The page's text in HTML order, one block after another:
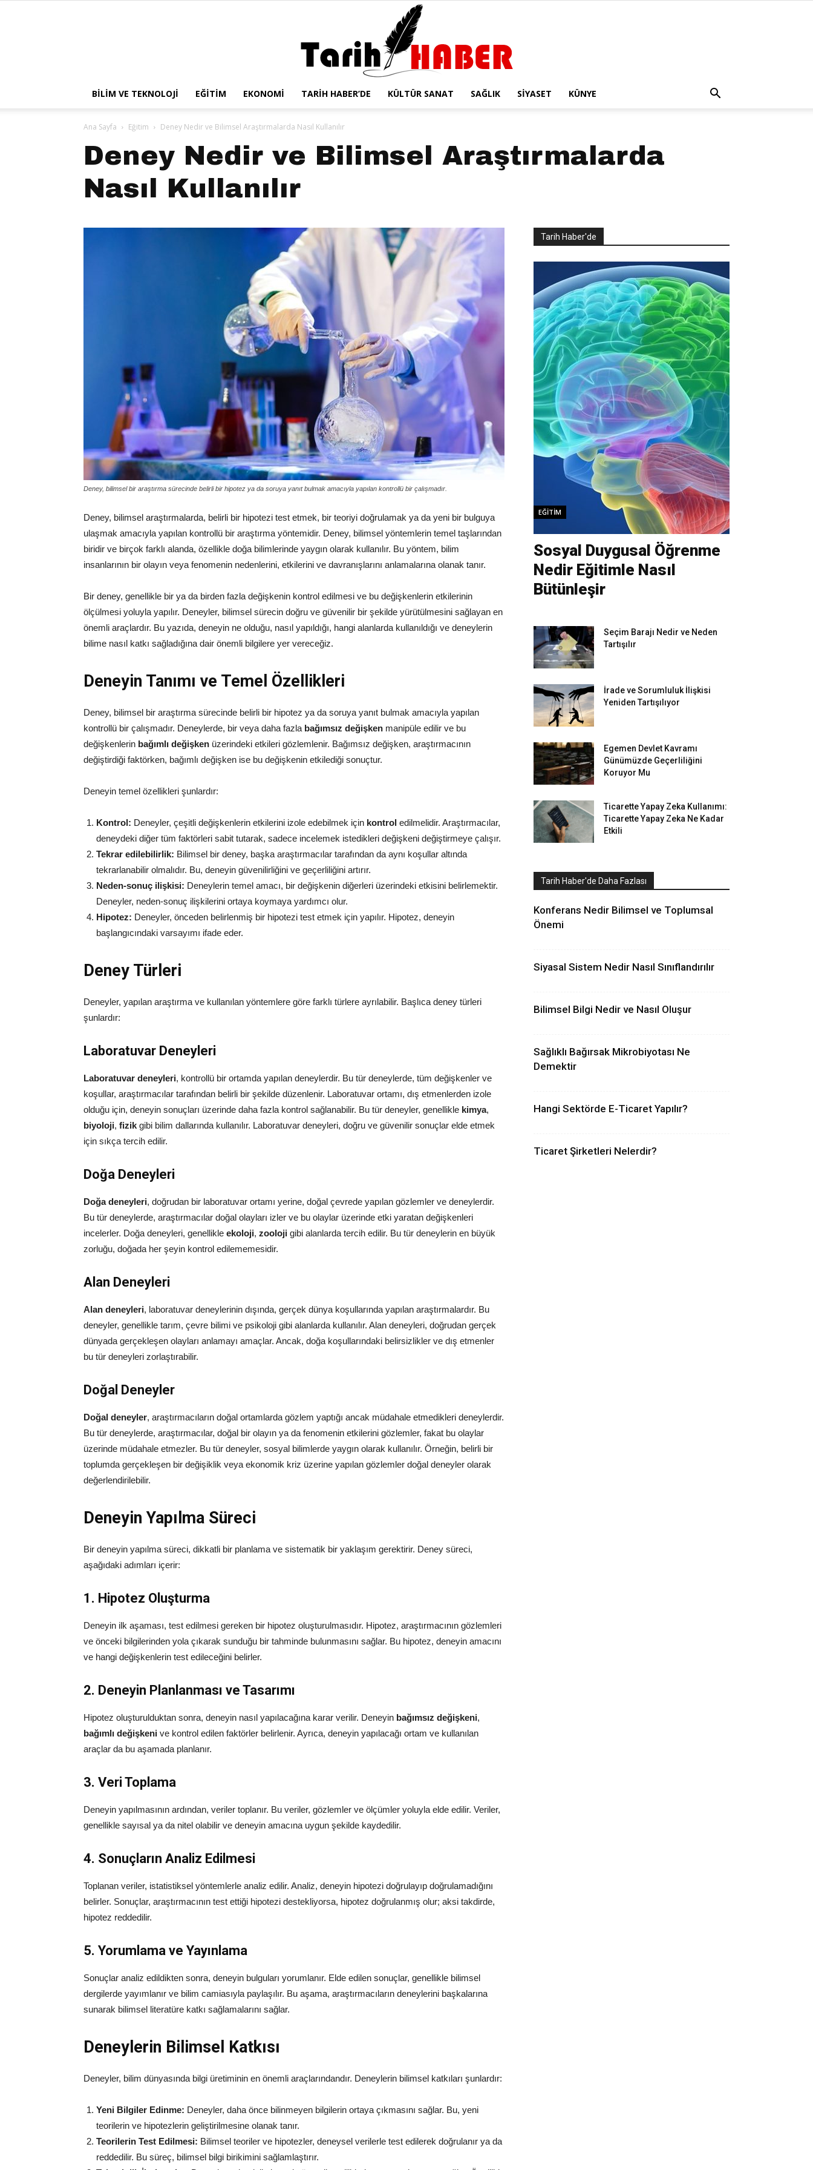
BILIM VE TEKNOLOJI EĞITIM EKONOMI TARIH HABER’DE KÜLTÜR SANAT SAĞLIK SIYASET KÜNYE
Ana Sayfa Eğitim Deney Nedir ve Bilimsel Araştırmalarda Nasıl Kullanılır
Deney Nedir ve Bilimsel Araştırmalarda
Nasıl Kullanılır
Deney, bilimsel bir araştırma sürecinde belirli bir hipotez ya da soruya yanıt bulmak amacıyla yapılan kontrollü bir çalışmadır.
Deney, bilimsel araştırmalarda, belirli bir hipotezi test etmek, bir teoriyi doğrulamak ya da yeni bir bulguya
ulaşmak amacıyla yapılan kontrollü bir araştırma yöntemidir. Deney, bilimsel yöntemlerin temel taşlarından
biridir ve birçok farklı alanda, özellikle doğa bilimlerinde yaygın olarak kullanılır. Bu yöntem, bilim
insanlarının bir olayın veya fenomenin nedenlerini, etkilerini ve davranışlarını anlamalarına olanak tanır.
Bir deney, genellikle bir ya da birden fazla değişkenin kontrol edilmesi ve bu değişkenlerin etkilerinin
ölçülmesi yoluyla yapılır. Deneyler, bilimsel sürecin doğru ve güvenilir bir şekilde yürütülmesini sağlayan en
önemli araçlardır. Bu yazıda, deneyin ne olduğu, nasıl yapıldığı, hangi alanlarda kullanıldığı ve deneylerin
bilime nasıl katkı sağladığına dair önemli bilgilere yer vereceğiz.
Deneyin Tanımı ve Temel Özellikleri
Deney, bilimsel bir araştırma sürecinde belirli bir hipotez ya da soruya yanıt bulmak amacıyla yapılan
kontrollü bir çalışmadır. Deneylerde, bir veya daha fazla bağımsız değişken manipüle edilir ve bu
değişkenlerin bağımlı değişken üzerindeki etkileri gözlemlenir. Bağımsız değişken, araştırmacının
değiştirdiği faktörken, bağımlı değişken ise bu değişkenin etkilediği sonuçtur.
Deneyin temel özellikleri şunlardır:
Kontrol: Deneyler, çeşitli değişkenlerin etkilerini izole edebilmek için kontrol edilmelidir. Araştırmacılar,
deneydeki diğer tüm faktörleri sabit tutarak, sadece incelemek istedikleri değişkeni değiştirmeye çalışır.
Tekrar edilebilirlik: Bilimsel bir deney, başka araştırmacılar tarafından da aynı koşullar altında
tekrarlanabilir olmalıdır. Bu, deneyin güvenilirliğini ve geçerliliğini artırır.
Neden-sonuç ilişkisi: Deneylerin temel amacı, bir değişkenin diğerleri üzerindeki etkisini belirlemektir.
Deneyler, neden-sonuç ilişkilerini ortaya koymaya yardımcı olur.
Hipotez: Deneyler, önceden belirlenmiş bir hipotezi test etmek için yapılır. Hipotez, deneyin
başlangıcındaki varsayımı ifade eder.
Deney Türleri
Deneyler, yapılan araştırma ve kullanılan yöntemlere göre farklı türlere ayrılabilir. Başlıca deney türleri
şunlardır:
Laboratuvar Deneyleri
Laboratuvar deneyleri, kontrollü bir ortamda yapılan deneylerdir. Bu tür deneylerde, tüm değişkenler ve
koşullar, araştırmacılar tarafından belirli bir şekilde düzenlenir. Laboratuvar ortamı, dış etmenlerden izole
olduğu için, deneyin sonuçları üzerinde daha fazla kontrol sağlanabilir. Bu tür deneyler, genellikle kimya,
biyoloji, fizik gibi bilim dallarında kullanılır. Laboratuvar deneyleri, doğru ve güvenilir sonuçlar elde etmek
için sıkça tercih edilir.
Doğa Deneyleri
Doğa deneyleri, doğrudan bir laboratuvar ortamı yerine, doğal çevrede yapılan gözlemler ve deneylerdir.
Bu tür deneylerde, araştırmacılar doğal olayları izler ve bu olaylar üzerinde etki yaratan değişkenleri
incelerler. Doğa deneyleri, genellikle ekoloji, zooloji gibi alanlarda tercih edilir. Bu tür deneylerin en büyük
zorluğu, doğada her şeyin kontrol edilememesidir.
Alan Deneyleri
Alan deneyleri, laboratuvar deneylerinin dışında, gerçek dünya koşullarında yapılan araştırmalardır. Bu
deneyler, genellikle tarım, çevre bilimi ve psikoloji gibi alanlarda kullanılır. Alan deneyleri, doğrudan gerçek
dünyada gerçekleşen olayları anlamayı amaçlar. Ancak, doğa koşullarındaki belirsizlikler ve dış etmenler
bu tür deneyleri zorlaştırabilir.
Doğal Deneyler
Doğal deneyler, araştırmacıların doğal ortamlarda gözlem yaptığı ancak müdahale etmedikleri deneylerdir.
Bu tür deneylerde, araştırmacılar, doğal bir olayın ya da fenomenin etkilerini gözlemler, fakat bu olaylar
üzerinde müdahale etmezler. Bu tür deneyler, sosyal bilimlerde yaygın olarak kullanılır. Örneğin, belirli bir
toplumda gerçekleşen bir değişiklik veya ekonomik kriz üzerine yapılan gözlemler doğal deneyler olarak
değerlendirilebilir.
Deneyin Yapılma Süreci
Bir deneyin yapılma süreci, dikkatli bir planlama ve sistematik bir yaklaşım gerektirir. Deney süreci,
aşağıdaki adımları içerir:
1. Hipotez Oluşturma
Deneyin ilk aşaması, test edilmesi gereken bir hipotez oluşturulmasıdır. Hipotez, araştırmacının gözlemleri
ve önceki bilgilerinden yola çıkarak sunduğu bir tahminde bulunmasını sağlar. Bu hipotez, deneyin amacını
ve hangi değişkenlerin test edileceğini belirler.
2. Deneyin Planlanması ve Tasarımı
Hipotez oluşturulduktan sonra, deneyin nasıl yapılacağına karar verilir. Deneyin bağımsız değişkeni,
bağımlı değişkeni ve kontrol edilen faktörler belirlenir. Ayrıca, deneyin yapılacağı ortam ve kullanılan
araçlar da bu aşamada planlanır.
3. Veri Toplama
Deneyin yapılmasının ardından, veriler toplanır. Bu veriler, gözlemler ve ölçümler yoluyla elde edilir. Veriler,
genellikle sayısal ya da nitel olabilir ve deneyin amacına uygun şekilde kaydedilir.
4. Sonuçların Analiz Edilmesi
Toplanan veriler, istatistiksel yöntemlerle analiz edilir. Analiz, deneyin hipotezi doğrulayıp doğrulamadığını
belirler. Sonuçlar, araştırmacının test ettiği hipotezi destekliyorsa, hipotez doğrulanmış olur; aksi takdirde,
hipotez reddedilir.
5. Yorumlama ve Yayınlama
Sonuçlar analiz edildikten sonra, deneyin bulguları yorumlanır. Elde edilen sonuçlar, genellikle bilimsel
dergilerde yayımlanır ve bilim camiasıyla paylaşılır. Bu aşama, araştırmacıların deneylerini başkalarına
sunarak bilimsel literatüre katkı sağlamalarını sağlar.
Deneylerin Bilimsel Katkısı
Deneyler, bilim dünyasında bilgi üretiminin en önemli araçlarındandır. Deneylerin bilimsel katkıları şunlardır:
Yeni Bilgiler Edinme: Deneyler, daha önce bilinmeyen bilgilerin ortaya çıkmasını sağlar. Bu, yeni
teorilerin ve hipotezlerin geliştirilmesine olanak tanır.
Teorilerin Test Edilmesi: Bilimsel teoriler ve hipotezler, deneysel verilerle test edilerek doğrulanır ya da
reddedilir. Bu süreç, bilimsel bilgi birikimini sağlamlaştırır.
Tarih Haber'de
EĞITIM
Sosyal Duygusal Öğrenme
Nedir Eğitimle Nasıl
Bütünleşir
Seçim Barajı Nedir ve Neden
Tartışılır
İrade ve Sorumluluk İlişkisi
Yeniden Tartışılıyor
Egemen Devlet Kavramı
Günümüzde Geçerliliğini
Koruyor Mu
Ticarette Yapay Zeka Kullanımı:
Ticarette Yapay Zeka Ne Kadar
Etkili
Tarih Haber'de Daha Fazlası
Konferans Nedir Bilimsel ve Toplumsal
Önemi
Siyasal Sistem Nedir Nasıl Sınıflandırılır
Bilimsel Bilgi Nedir ve Nasıl Oluşur
Sağlıklı Bağırsak Mikrobiyotası Ne
Demektir
Hangi Sektörde E-Ticaret Yapılır?
Ticaret Şirketleri Nelerdir?